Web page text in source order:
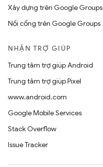
Xây dựng trên Google Groups
Nối cổng trên Google Groups
NHẬN TRỢ GIÚP
Trung tâm trợ giúp Android
Trung tâm trợ giúp Pixel
www.android.com
Google Mobile Services
Stack Overflow
Issue Tracker